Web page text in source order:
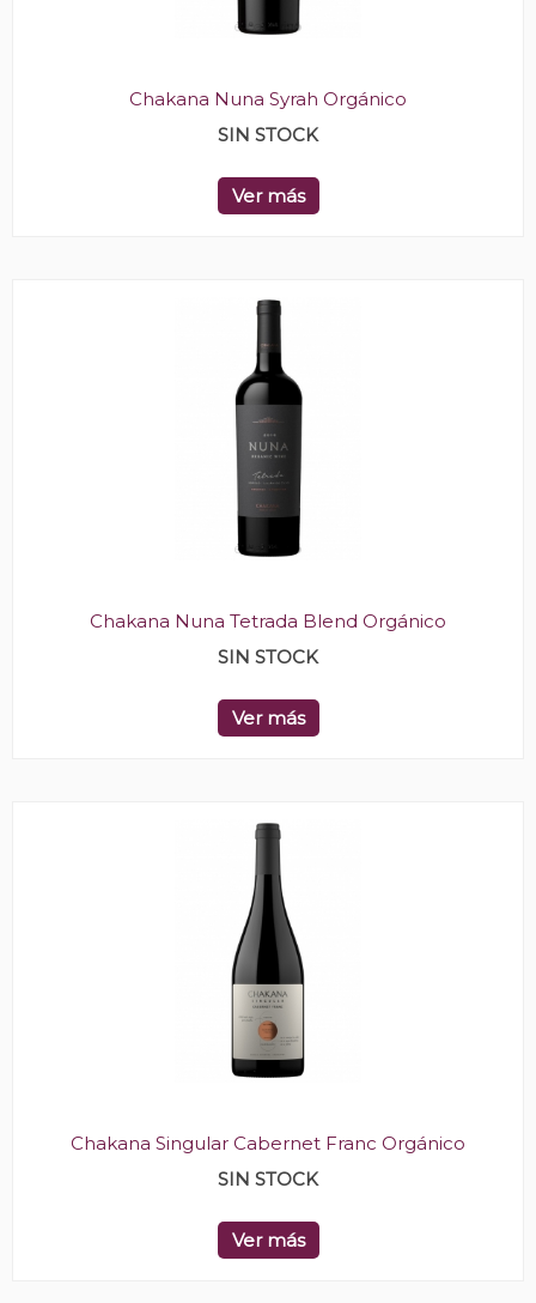
Chakana Nuna Syrah Orgánico
SIN STOCK
Ver más
Chakana Nuna Tetrada Blend Orgánico
SIN STOCK
Ver más
Chakana Singular Cabernet Franc Orgánico
SIN STOCK
Ver más